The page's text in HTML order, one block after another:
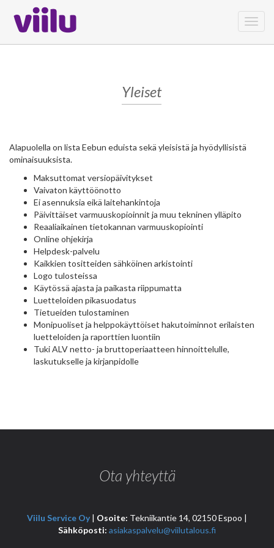
Yleiset
Alapuolella on lista Eebun eduista sekä yleisistä ja hyödyllisistä
ominaisuuksista.
Maksuttomat versiopäivitykset
Vaivaton käyttöönotto
Ei asennuksia eikä laitehankintoja
Päivittäiset varmuuskopioinnit ja muu tekninen ylläpito
Reaaliaikainen tietokannan varmuuskopiointi
Online ohjekirja
Helpdesk-palvelu
Kaikkien tositteiden sähköinen arkistointi
Logo tulosteissa
Käytössä ajasta ja paikasta riippumatta
Luetteloiden pikasuodatus
Tietueiden tulostaminen
Monipuoliset ja helppokäyttöiset hakutoiminnot erilaisten
luetteloiden ja raporttien luontiin
Tuki ALV netto- ja bruttoperiaatteen hinnoittelulle,
laskutukselle ja kirjanpidolle
Ota yhteyttä
Viilu Service Oy | Osoite: Tekniikantie 14, 02150 Espoo |
Sähköposti: asiakaspalvelu@viilutalous.fi